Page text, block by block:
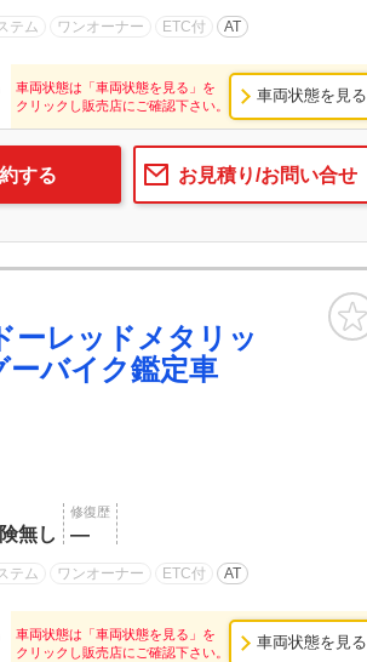
テム ワンオーナー ETC付 AT
車両状態は「車両状態を見る」を
クリックし販売店にご確認下さい。
車両状態を見る
お見積り/お問い合せ
する
レッドメタリッ
バイク鑑定車
無し
修復歴
―
テム ワンオーナー ETC付 AT
車両状態は「車両状態を見る」を
クリックし販売店にご確認下さい。
車両状態を見る